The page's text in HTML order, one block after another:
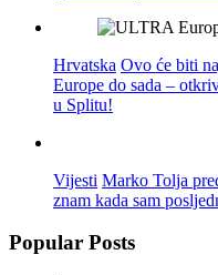
Hrvatska Ovo će biti
Europe do sada –
u Splitu!
Vijesti Marko Tolja
znam kada sam
Popular Posts